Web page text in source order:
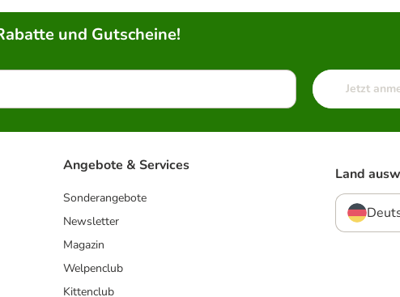
und Gutscheine!
Jetzt
Angebote & Services
Sonderangebote
Newsletter
Magazin
Welpenclub
Kittenclub
Land